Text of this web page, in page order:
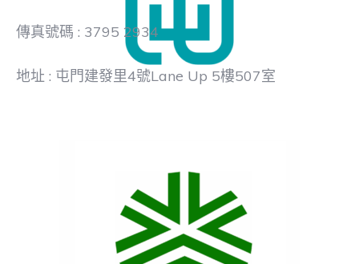
傳真號碼 : 3795 2934
地址 : 屯門建發里4號Lane Up 5樓507室